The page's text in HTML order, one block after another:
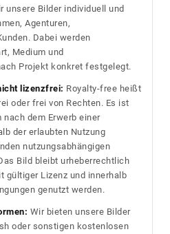
unsere Bilder individuell und
Agenturen,
Dabei werden
Medium und
Projekt konkret festgelegt.
lizenzfrei: Royalty-free heißt
oder frei von Rechten. Es ist
dem Erwerb einer
der erlaubten Nutzung
nutzungsabhängigen
Bild bleibt urheberrechtlich
gültiger Lizenz und innerhalb
genutzt werden.
Wir bieten unsere Bilder
oder sonstigen kostenlosen